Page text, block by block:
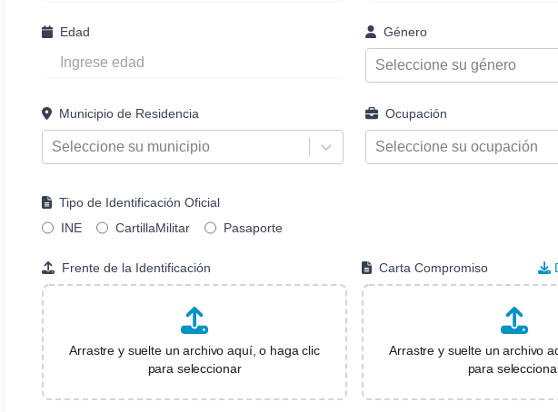
Edad Género
Seleccione su género
Municipio de Residencia
Seleccione su municipio
Ocupación
Seleccione su ocupación
Tipo de Identificación Oficial
INE
CartillaMilitar Pasaporte
Frente de la Identificación
Arrastre y suelte un archivo aquí, o haga clic
para seleccionar
Carta Compromiso
Arrastre y suelte un archivo
para